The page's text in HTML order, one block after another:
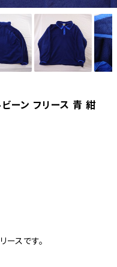
ーン フリース 青 紺
スです。